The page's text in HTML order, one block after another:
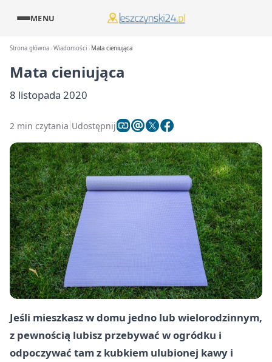
MENU
Strona główna Wiadomości Mata cieniująca
Mata cieniująca
8 listopada 2020
2 min czytania Udostępnij
Jeśli mieszkasz w domu jedno lub wielorodzinnym,
z pewnością lubisz przebywać w ogródku i
odpoczywać tam z kubkiem ulubionej kawy i